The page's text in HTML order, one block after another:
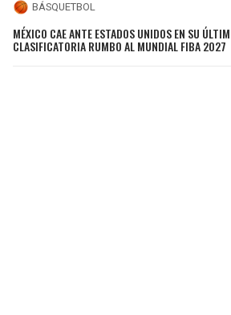
BÁSQUETBOL
MÉXICO CAE ANTE ESTADOS UNIDOS EN SU
CLASIFICATORIA RUMBO AL MUNDIAL FIBA 2027